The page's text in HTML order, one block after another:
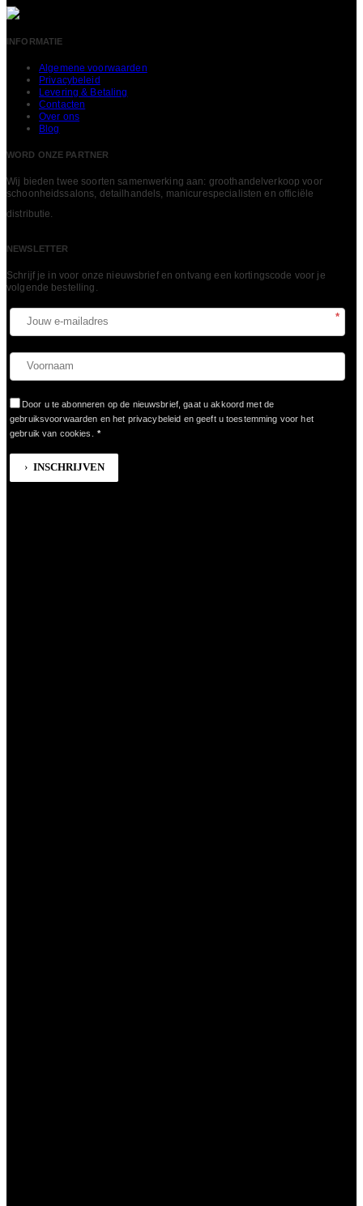
INFORMATIE
Algemene voorwaarden
Privacybeleid
Levering & Betaling
Contacten
Over ons
Blog
WORD ONZE PARTNER
Wij bieden twee soorten samenwerking aan: groothandelverkoop voor
schoonheidssalons, detailhandels, manicurespecialisten en officiële
distributie.
NEWSLETTER
Schrijf je in voor onze nieuwsbrief en ontvang een kortingscode voor je
volgende bestelling.​
*
Door u te abonneren op de nieuwsbrief, gaat u akkoord met de
gebruiksvoorwaarden en het privacybeleid en geeft u toestemming voor het
gebruik van cookies.
*
INSCHRIJVEN